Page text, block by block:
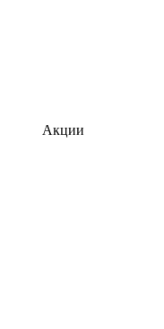
Акции